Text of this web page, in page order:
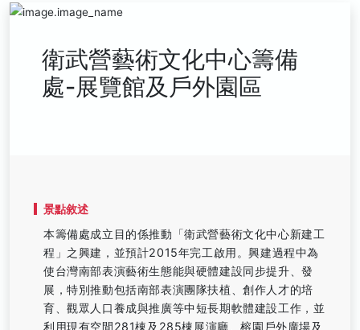
衛武營藝術文化中心籌備
處-展覽館及戶外園區
景點敘述
本籌備處成立目的係推動「衛武營藝術文化中心新建工
程」之興建，並預計2015年完工啟用。興建過程中為
使台灣南部表演藝術生態能與硬體建設同步提升、發
展，特別推動包括南部表演團隊扶植、創作人才的培
育、觀眾人口養成與推廣等中短長期軟體建設工作，並
利用現有空間281棟及285棟展演廳、榕園戶外廣場及